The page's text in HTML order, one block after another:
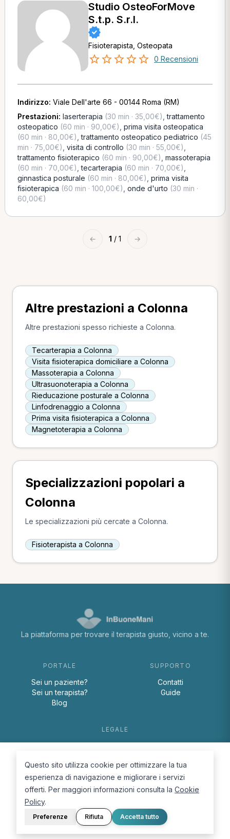
Studio OsteoForMove
S.t.p. S.r.l.
Fisioterapista, Osteopata
0 Recensioni
Indirizzo: Viale Dell'arte 66 - 00144 Roma (RM)
Prestazioni: laserterapia (30 min · 35,00€) ,trattamento
osteopatico (60 min · 90,00€) prima visita osteopatica
(60 min · 80,00€) ,trattamento osteopatico pediatrico (45
min · 75,00€) visita di controllo (30 min · 55,00€)
trattamento fisioterapico (60 min · 90,00€) massoterapia
(60 min · 70,00€) ,tecarterapia (60 min · 70,00€)
ginnastica posturale (60 min · 80,00€) prima visita
fisioterapica (60 min · 100,00€) onde d'urto (30 min ·
60,00€)
← 1 / 1 →
Altre prestazioni a Colonna
Altre prestazioni spesso richieste a Colonna.
Tecarterapia a Colonna
Visita fisioterapica domiciliare a Colonna
Massoterapia a Colonna
Ultrasuonoterapia a Colonna
Rieducazione posturale a Colonna
Linfodrenaggio a Colonna
Prima visita fisioterapica a Colonna
Magnetoterapia a Colonna
Specializzazioni popolari a
Colonna
Le specializzazioni più cercate a Colonna.
Fisioterapista a Colonna
La piattaforma per trovare il terapista giusto, vicino a te.
PORTALE
Sei un paziente?
Sei un terapista?
Blog
SUPPORTO
Contatti
Guide
LEGALE
Cookie Policy
© 2026 D.Lab S.r.l. — InBuoneMani
Questo sito utilizza cookie per ottimizzare la tua
esperienza di navigazione e migliorare i servizi
offerti. Per maggiori informazioni consulta la Cookie
Policy.
Preferenze Rifiuta Accetta tutto